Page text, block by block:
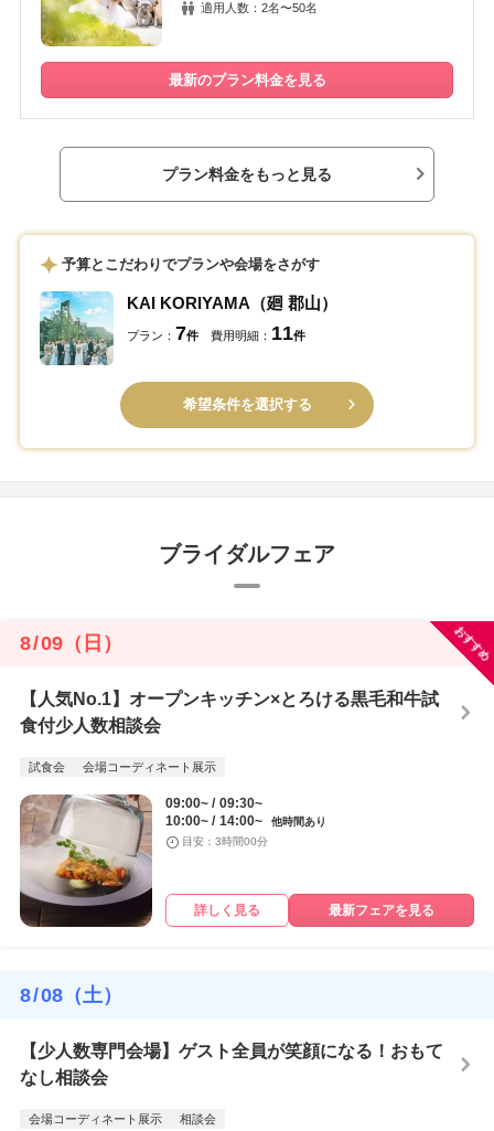
適用人数：2名〜50名
最新のプラン料金を見る
プラン料金をもっと見る
予算とこだわりでプランや会場をさがす
KAI KORIYAMA（廻 郡山）
プラン： 7件 費用明細： 11件
希望条件を選択する
ブライダルフェア
おすすめ
8/09 （日）
【人気No.1】オープンキッチン×とろける黒毛和牛試
食付少人数相談会
試食会 会場コーディネート展示
09:00~
09:30~
10:00~
14:00~
他時間あり
目安：3時間00分
詳しく見る 最新フェアを見る
8/08 （土）
【少人数専門会場】ゲスト全員が笑顔になる！おもて
なし相談会
会場コーディネート展示 相談会